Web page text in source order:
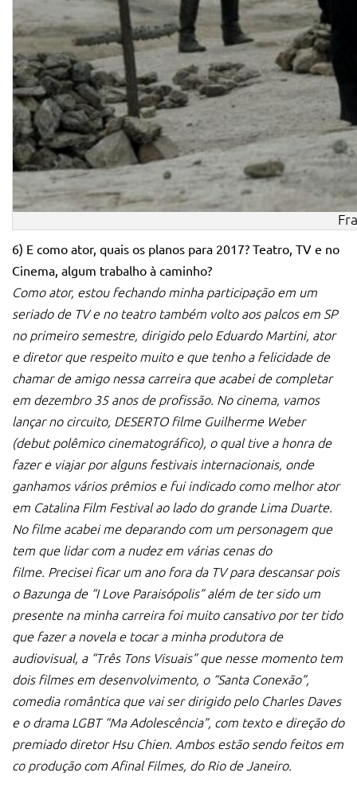
6) E como ator, quais os planos para 2017? Teatro, TV e no
Cinema, algum trabalho à caminho?
Como ator, estou fechando minha participação em um
seriado de TV e no teatro também volto aos palcos em SP
no primeiro semestre, dirigido pelo Eduardo Martini, ator
e diretor que respeito muito e que tenho a felicidade de
chamar de amigo nessa carreira que acabei de completar
em dezembro 35 anos de profissão. No cinema, vamos
lançar no circuito, DESERTO filme Guilherme Weber
(debut polêmico cinematográfico), o qual tive a honra de
fazer e viajar por alguns festivais internacionais, onde
ganhamos vários prêmios e fui indicado como melhor ator
em Catalina Film Festival aolado do grande Lima Duarte.
No filme acabei me deparando com um personagem que
tem que lidar com a nudez em várias cenas do
filme. Precisei ficar um ano fora da TV para descansar pois
o Bazunga de “I Love Paraisópolis” além de ter sido um
presente na minha carreira foi muito cansativo por ter tido
que fazer a novela e tocar a minha produtora de
audiovisual, a “Três Tons Visuais” que nesse momento tem
dois filmes em desenvolvimento, o “Santa Conexão”,
comedia romântica que vai ser dirigido pelo Charles Daves
e o drama LGBT “Ma Adolescência”, com texto e direção do
premiado diretor Hsu Chien. Ambos estão sendo feitos em
co produção com Afinal Filmes, do Rio de Janeiro.